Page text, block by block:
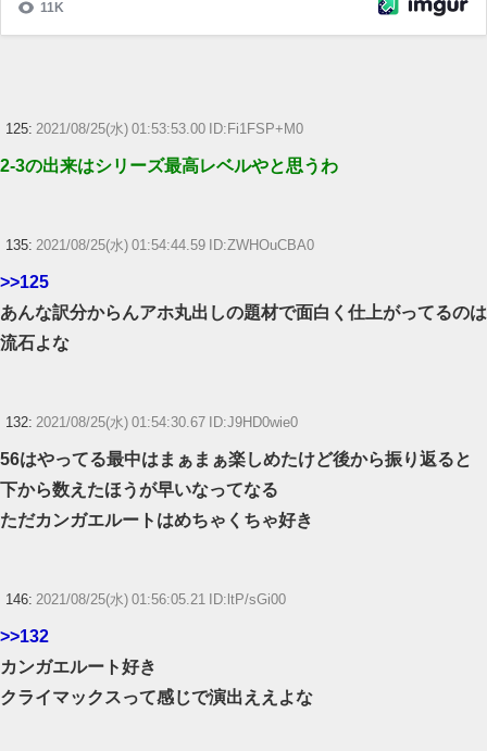
125: 2021/08/25(水) 01:53:53.00 ID:Fi1FSP+M0
2-3の出来はシリーズ最高レベルやと思うわ
135: 2021/08/25(水) 01:54:44.59 ID:ZWHOuCBA0
>>125
あんな訳分からんアホ丸出しの題材で面白く仕上がってるのは
流石よな
132: 2021/08/25(水) 01:54:30.67 ID:J9HD0wie0
56はやってる最中はまぁまぁ楽しめたけど後から振り返ると
下から数えたほうが早いなってなる
ただカンガエルートはめちゃくちゃ好き
146: 2021/08/25(水) 01:56:05.21 ID:ltP/sGi00
>>132
カンガエルート好き
クライマックスって感じで演出ええよな